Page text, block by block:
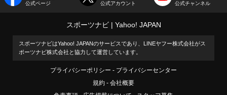
公式ページ
公式アカウント
公式チャンネル
スポーツナビ Yahoo! JAPAN
スポーツナビはYahoo! JAPANのサービスであり、LINEヤフー株式会社がス
ポーツナビ株式会社と協力して運営しています。
プライバシーポリシー
プライバシーセンター
規約
会社概要